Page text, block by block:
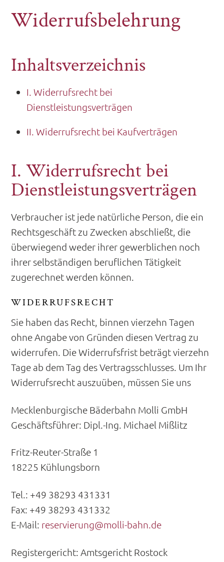
Widerrufs­belehrung
Inhaltsverzeichnis
I. Widerrufsrecht bei
Dienstleistungsverträgen
II. Widerrufsrecht bei Kaufverträgen
I. Widerrufsrecht bei
Dienstleistungsverträgen
Verbraucher ist jede natürliche Person, die ein
Rechtsgeschäft zu Zwecken abschließt, die
überwiegend weder ihrer gewerblichen noch
ihrer selbständigen beruflichen Tätigkeit
zugerechnet werden können.
WIDERRUFSRECHT
Sie haben das Recht, binnen vierzehn Tagen
ohne Angabe von Gründen diesen Vertrag zu
widerrufen. Die Widerrufsfrist beträgt vierzehn
Tage ab dem Tag des Vertragsschlusses. Um Ihr
Widerrufsrecht auszuüben, müssen Sie uns
Mecklenburgische Bäderbahn Molli GmbH
Geschäftsführer: Dipl.-Ing. Michael Mißlitz
Fritz-Reuter-Straße 1
18225 Kühlungsborn
Tel.: +49 38293 431331
Fax: +49 38293 431332
E-Mail: reservierung@molli-bahn.de
Registergericht: Amtsgericht Rostock